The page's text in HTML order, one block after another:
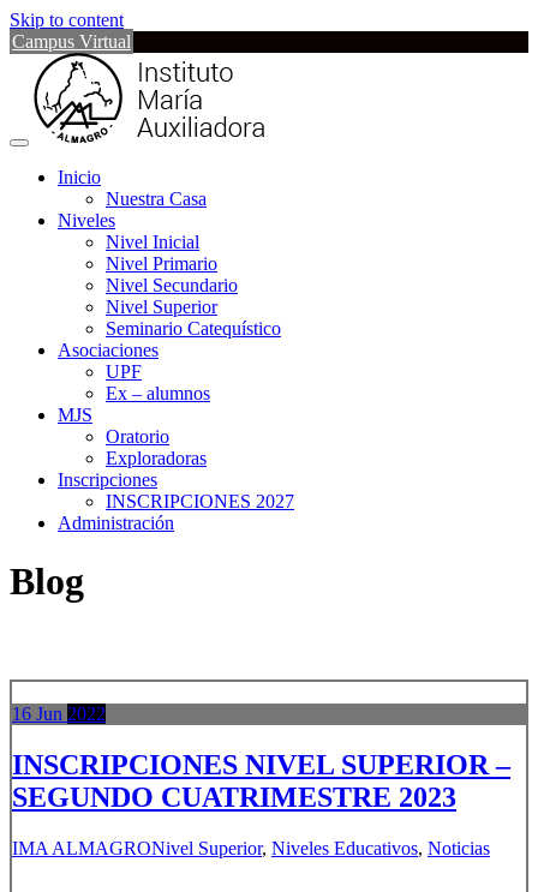
Skip to content
Campus Virtual
Inicio
Nuestra Casa
Niveles
Nivel Inicial
Nivel Primario
Nivel Secundario
Nivel Superior
Seminario Catequístico
Asociaciones
UPF
Ex – alumnos
MJS
Oratorio
Exploradoras
Inscripciones
INSCRIPCIONES 2027
Administración
Blog
16 Jun 2022
INSCRIPCIONES NIVEL SUPERIOR –
SEGUNDO CUATRIMESTRE 2023
IMA ALMAGRONivel Superior, Niveles Educativos, Noticias